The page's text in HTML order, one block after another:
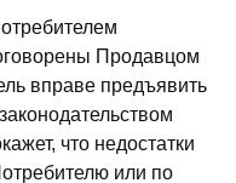
Продавцом
вправе предъявить
что недостатки
или по